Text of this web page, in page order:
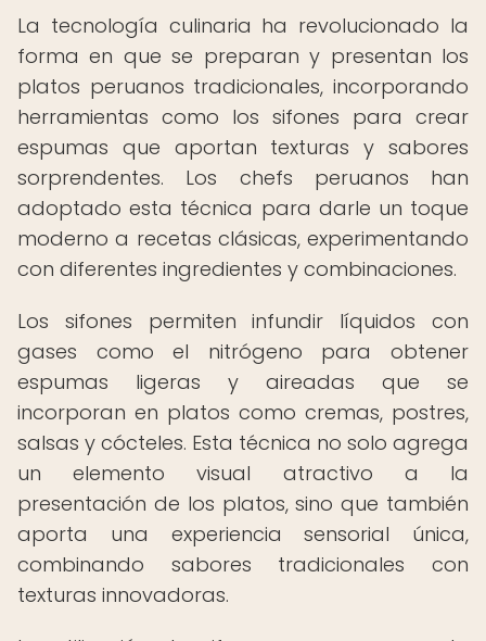
La tecnología culinaria ha revolucionado la
forma en que se preparan y presentan los
platos peruanos tradicionales, incorporando
herramientas como los sifones para crear
espumas que aportan texturas y sabores
sorprendentes. Los chefs peruanos han
adoptado esta técnica para darle un toque
moderno a recetas clásicas, experimentando
con diferentes ingredientes y combinaciones.
Los sifones permiten infundir líquidos con
gases como el nitrógeno para obtener
espumas ligeras y aireadas que se
incorporan en platos como cremas, postres,
salsas y cócteles. Esta técnica no solo agrega
un elemento visual atractivo a la
presentación de los platos, sino que también
aporta una experiencia sensorial única,
combinando sabores tradicionales con
texturas innovadoras.